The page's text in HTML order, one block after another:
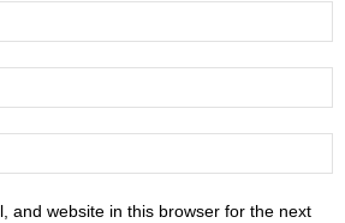
and website in this browser for the next